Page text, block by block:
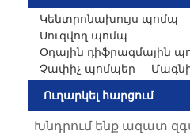
Կենտրոնախույս պոմպ
Սուզվող պոմպ
Օդային դիֆրագմային
Չափիչ պոմպեր
Ուղարկել հարցում
Խնդրում ենք ազատ